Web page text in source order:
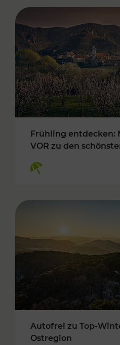
Frühling entdecken:
VOR zu den
Autofrei zu Top-
Ostregion